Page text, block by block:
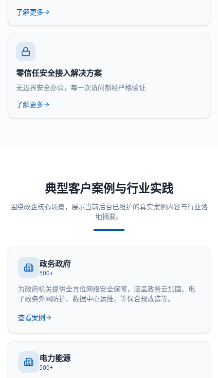
了解更多
零信任安全接入解决方案
无边界安全办公，每一次访问都经严格验证
了解更多
典型客户案例与行业实践
围绕政企核心场景，展示当前后台已维护的真实案例内容与行业落
地摘要。
政务政府
500+
为政府机关提供全方位网络安全保障，涵盖政务云加固、电
子政务外网防护、数据中心运维、等保合规改造等。
查看案例
电力能源
500+